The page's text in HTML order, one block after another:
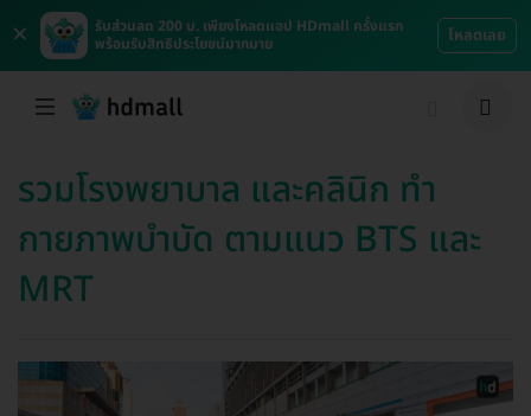
×
รับส่วนลด 200 บ. เพียงโหลดแอป HDmall ครั้งแรก
พร้อมรับสิทธิประโยชน์มากมาย
โหลดเลย
รวมโรงพยาบาล และคลินิก ทำ
กายภาพบำบัด ตามแนว BTS และ
MRT